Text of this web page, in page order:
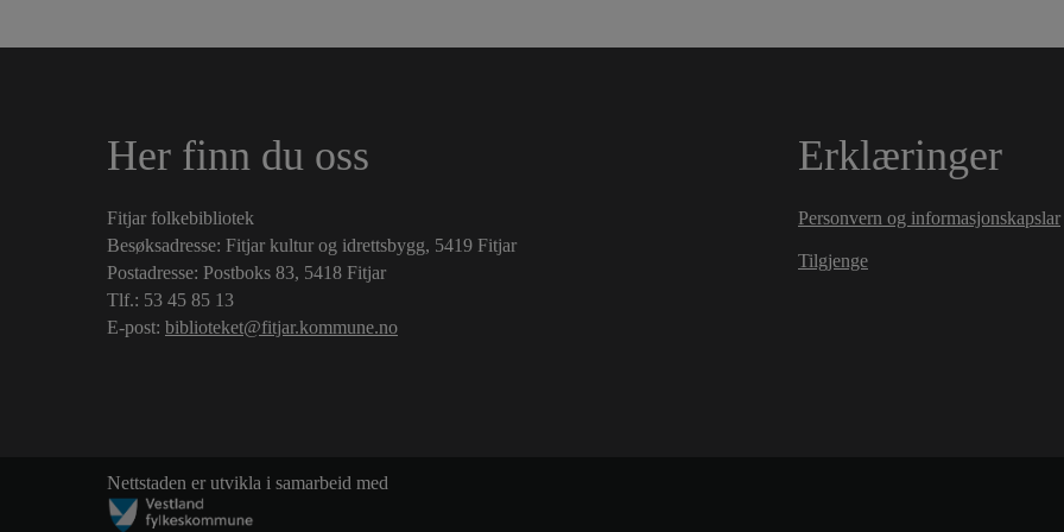
Her finn du oss
Fitjar folkebibliotek
Besøksadresse: Fitjar kultur og idrettsbygg, 5419 Fitjar
Postadresse: Postboks 83, 5418 Fitjar
Tlf.: 53 45 85 13
E-post: biblioteket@fitjar.kommune.no
Erklæringer
Personvern og informasjonskapslar
Tilgjenge
Nettstaden er utvikla i samarbeid med